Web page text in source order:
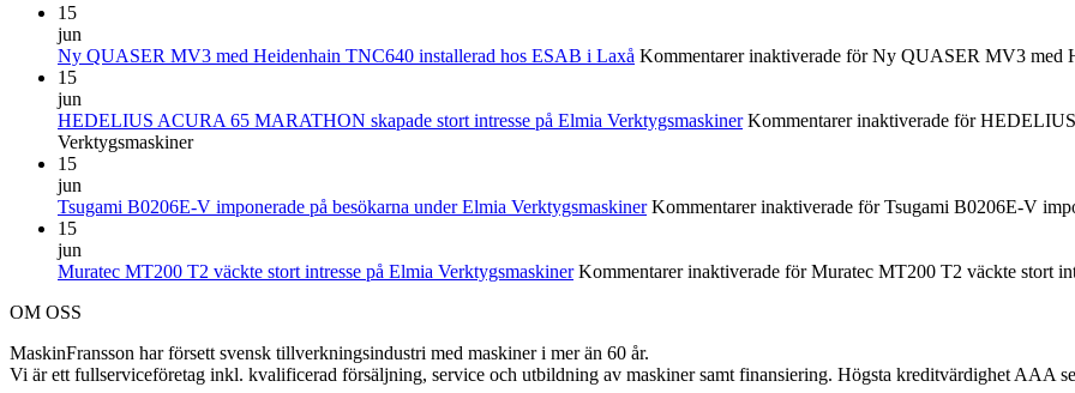
15
jun
Ny QUASER MV3 med Heidenhain TNC640 installerad hos ESAB i Laxå Kommentarer inaktiverade för Ny QUASER MV3 med
15
jun
HEDELIUS ACURA 65 MARATHON skapade stort intresse på Elmia Verktygsmaskiner Kommentarer inaktiverade för
Verktygsmaskiner
15
jun
Tsugami B0206E-V imponerade på besökarna under Elmia Verktygsmaskiner Kommentarer inaktiverade för Tsugami B0206E-V
15
jun
Muratec MT200 T2 väckte stort intresse på Elmia Verktygsmaskiner Kommentarer inaktiverade för Muratec MT200 T2 väckte stort
OM OSS
MaskinFransson har försett svensk tillverkningsindustri med maskiner i mer än 60 år.
Vi är ett fullserviceföretag inkl. kvalificerad försäljning, service och utbildning av maskiner samt finansiering. Högsta kreditvärdighet AAA